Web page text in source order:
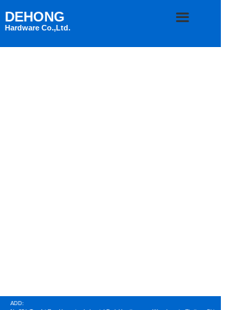
끀
DEHONG
Hardware Co.,Ltd.
ADD: